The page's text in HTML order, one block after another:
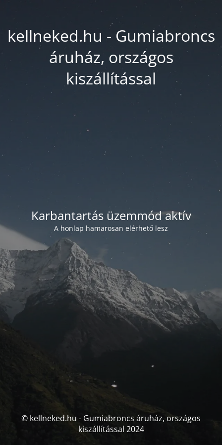
kellneked.hu - Gumiabroncs
áruház, országos
kiszállítással
Karbantartás üzemmód aktív
A honlap hamarosan elérhető lesz
© kellneked.hu - Gumiabroncs áruház, országos
kiszállítással 2024